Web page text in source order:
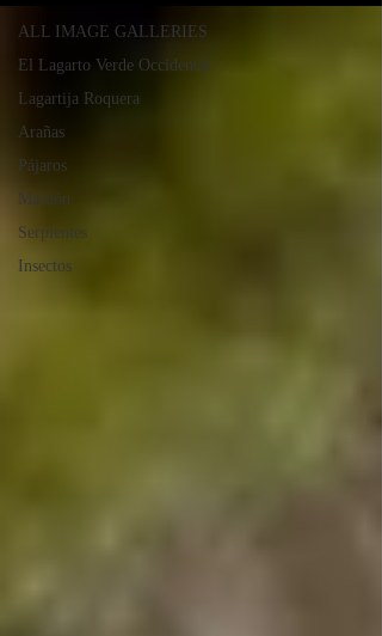
ALL IMAGE GALLERIES
El Lagarto Verde Occidental
Lagartija Roquera
Arañas
Pájaros
Macaón
Serpientes
Insectos